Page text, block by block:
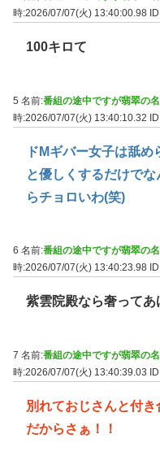
時:2026/07/07(火) 13:40:00.98
100キロて
5 名前:番組の途中ですが翡翠の
時:2026/07/07(火) 13:40:10.32
ドMギバー女子は舐
と優しくするだけで
らチョロいわ(笑)
6 名前:番組の途中ですが翡翠の
時:2026/07/07(火) 13:40:23.98
紫雲院殿なら奢って
7 名前:番組の途中ですが翡翠の
時:2026/07/07(火) 13:40:39.03
別れておじさんと付
だからさぁ！！